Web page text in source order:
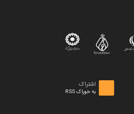
اشتراک
به خوراک RSS